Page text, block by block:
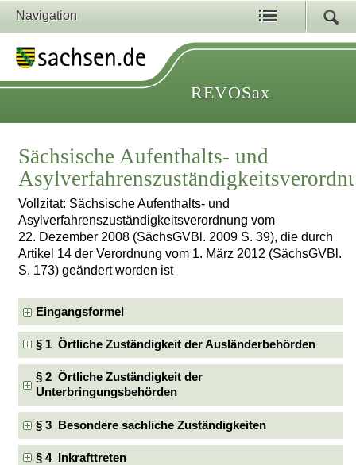
Navigation
REVOSax
Sächsische Aufenthalts- und
Vollzitat: Sächsische Aufenthalts- und
Asylverfahrenszuständigkeitsverordnung vom
22. Dezember 2008 (SächsGVBl. 2009 S. 39), die durch
Artikel 14 der Verordnung vom 1. März 2012 (SächsGVBl.
S. 173) geändert worden ist
Eingangsformel
§ 1 Örtliche Zuständigkeit der Ausländerbehörden
§ 2 Örtliche Zuständigkeit der
Unterbringungsbehörden
§ 3 Besondere sachliche Zuständigkeiten
§ 4 Inkrafttreten